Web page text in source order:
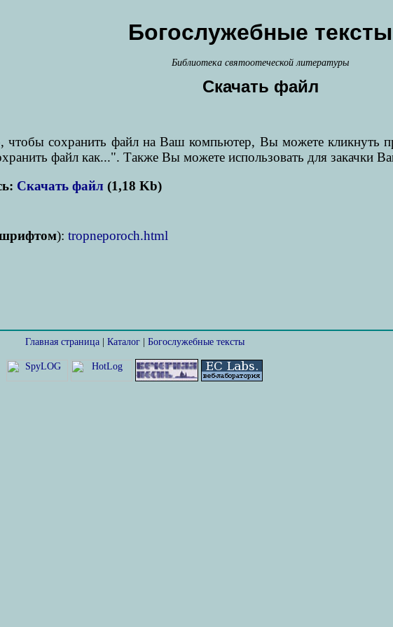
Богослужебные тексты
Библиотека святоотеческой литературы
Скачать файл
чтобы сохранить файл на Ваш компьютер, Вы можете кликнуть
файл как...". Также Вы можете использовать для закачки
Скачать файл (1,18 Kb)
шрифтом):tropneporoch.html
Главная страница| Каталог| Богослужебные тексты